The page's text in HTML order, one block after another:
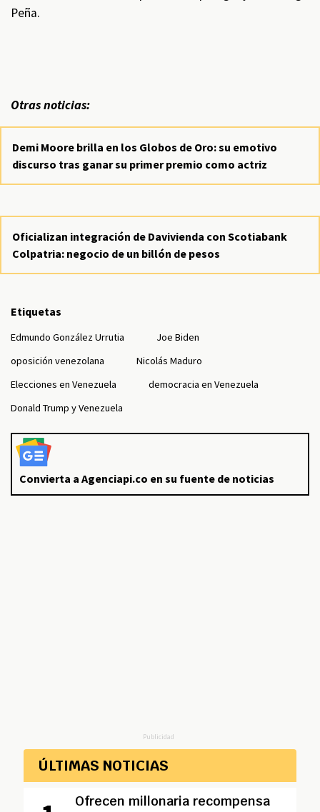
Peña.
Otras noticias:
Demi Moore brilla en los Globos de Oro: su emotivo
discurso tras ganar su primer premio como actriz
Oficializan integración de Davivienda con Scotiabank
Colpatria: negocio de un billón de pesos
Etiquetas
Edmundo González Urrutia
Joe Biden
oposición venezolana
Nicolás Maduro
Elecciones en Venezuela
democracia en Venezuela
Donald Trump y Venezuela
Convierta a Agenciapi.co en su fuente de noticias
Publicidad
ÚLTIMAS NOTICIAS
Ofrecen millonaria recompensa